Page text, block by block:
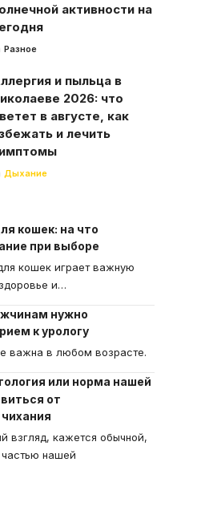
активности на
Разное
и пыльца в
2026: что
в августе, как
и лечить
Дыхание
кошек: на что
при выборе
кошек играет важную
и…
нужно
к урологу
важна в любом возрасте.
или норма нашей
от
взгляд, кажется обычной,
частью нашей